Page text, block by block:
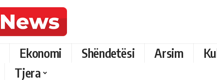
Ekonomi Shëndetësi Arsim
Tjera